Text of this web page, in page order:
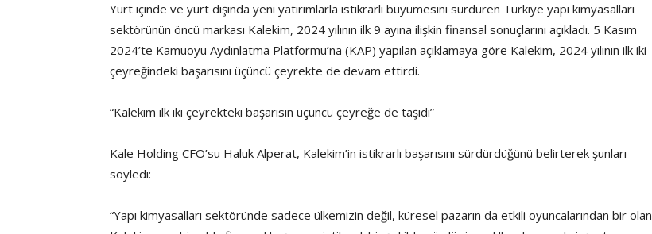
Yurt içinde ve yurt dışında yeni yatırımlarla istikrarlı büyümesini sürdüren Türkiye yapı kimyasalları
sektörünün öncü markası Kalekim, 2024 yılının ilk 9 ayına ilişkin finansal sonuçlarını açıkladı. 5 Kasım
2024’te Kamuoyu Aydınlatma Platformu’na (KAP) yapılan açıklamaya göre Kalekim, 2024 yılının ilk iki
çeyreğindeki başarısını üçüncü çeyrekte de devam ettirdi.
“Kalekim ilk iki çeyrekteki başarısın üçüncü çeyreğe de taşıdı”
Kale Holding CFO’su Haluk Alperat, Kalekim’in istikrarlı başarısını sürdürdüğünü belirterek şunları
söyledi:
“Yapı kimyasalları sektöründe sadece ülkemizin değil, küresel pazarın da etkili oyuncalarından bir olan